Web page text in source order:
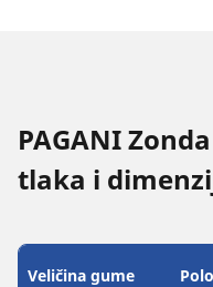
PAGANI
tlaka i
Veličina gume